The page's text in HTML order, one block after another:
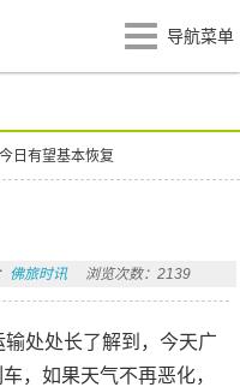
导航菜单
日有望基本恢复
佛旅时讯 浏览次数：2139
处处长了解到，今天广
，如果天气不再恶化，